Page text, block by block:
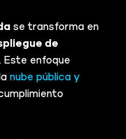
se transforma en
de
Este enfoque
nube pública y